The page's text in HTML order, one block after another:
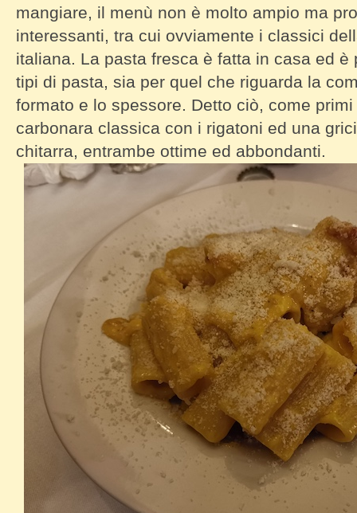
mangiare, il menù non è molto ampio ma
interessanti, tra cui ovviamente i classici
italiana. La pasta fresca è fatta in casa ed
tipi di pasta, sia per quel che riguarda la
formato e lo spessore. Detto ciò, come
carbonara classica con i rigatoni ed una
chitarra, entrambe ottime ed abbondanti.
Tavolo Ventisette Carbonara by